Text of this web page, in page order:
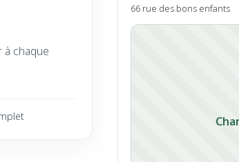
66 rue des bons enfants
chaque